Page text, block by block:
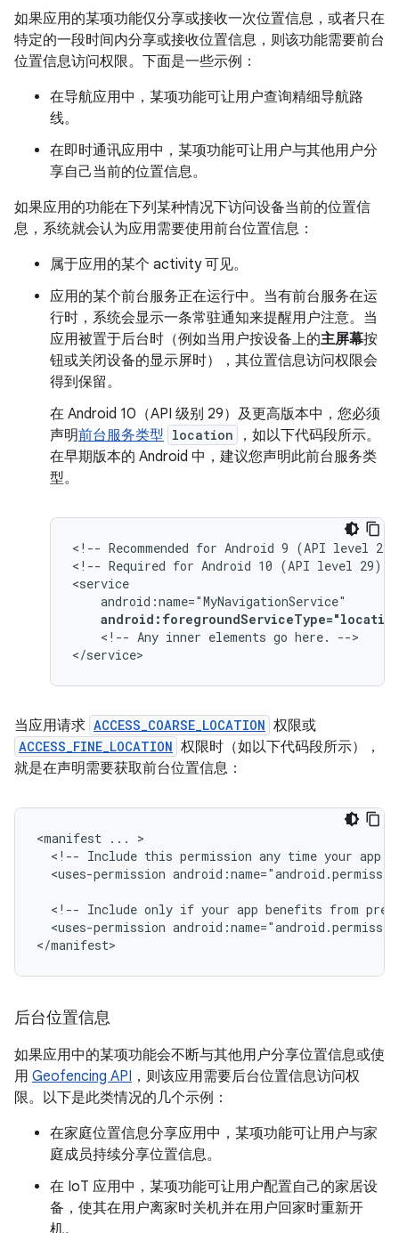
如果应用的某项功能仅分享或接收一次位置信息，或者只在
特定的一段时间内分享或接收位置信息，则该功能需要前台
位置信息访问权限。下面是一些示例：
在导航应用中，某项功能可让用户查询精细导航路
线。
在即时通讯应用中，某项功能可让用户与其他用户分
享自己当前的位置信息。
如果应用的功能在下列某种情况下访问设备当前的位置信
息，系统就会认为应用需要使用前台位置信息：
属于应用的某个 activity 可见。
应用的某个前台服务正在运行中。当有前台服务在运
行时，系统会显示一条常驻通知来提醒用户注意。当
应用被置于后台时（例如当用户按设备上的主屏幕按
钮或关闭设备的显示屏时），其位置信息访问权限会
得到保留。
在 Android 10（API 级别 29）及更高版本中，您必须
声明前台服务类型 location
，如以下代码段所示。
在早期版本的 Android 中，建议您声明此前台服务类
型。
<!-- Recommended for Android 9 (API level 28)
<!-- Required for Android 10 (API level 29)
<!-- Any inner elements go here.
-->
</service>
当应用请求 ACCESS_COARSE_LOCATION 权限或
ACCESS_FINE_LOCATION 权限时（如以下代码段所示），
就是在声明需要获取前台位置信息：
<manifest ...
<!-- Include this permission any time your app
<uses-permission
<!-- Include only if your app benefits from
<uses-permission
</manifest>
后台位置信息
如果应用中的某项功能会不断与其他用户分享位置信息或使
用 Geofencing API ，则该应用需要后台位置信息访问权
限。以下是此类情况的几个示例：
在家庭位置信息分享应用中，某项功能可让用户与家
庭成员持续分享位置信息。
在 IoT 应用中，某项功能可让用户配置自己的家居设
备，使其在用户离家时关机并在用户回家时重新开